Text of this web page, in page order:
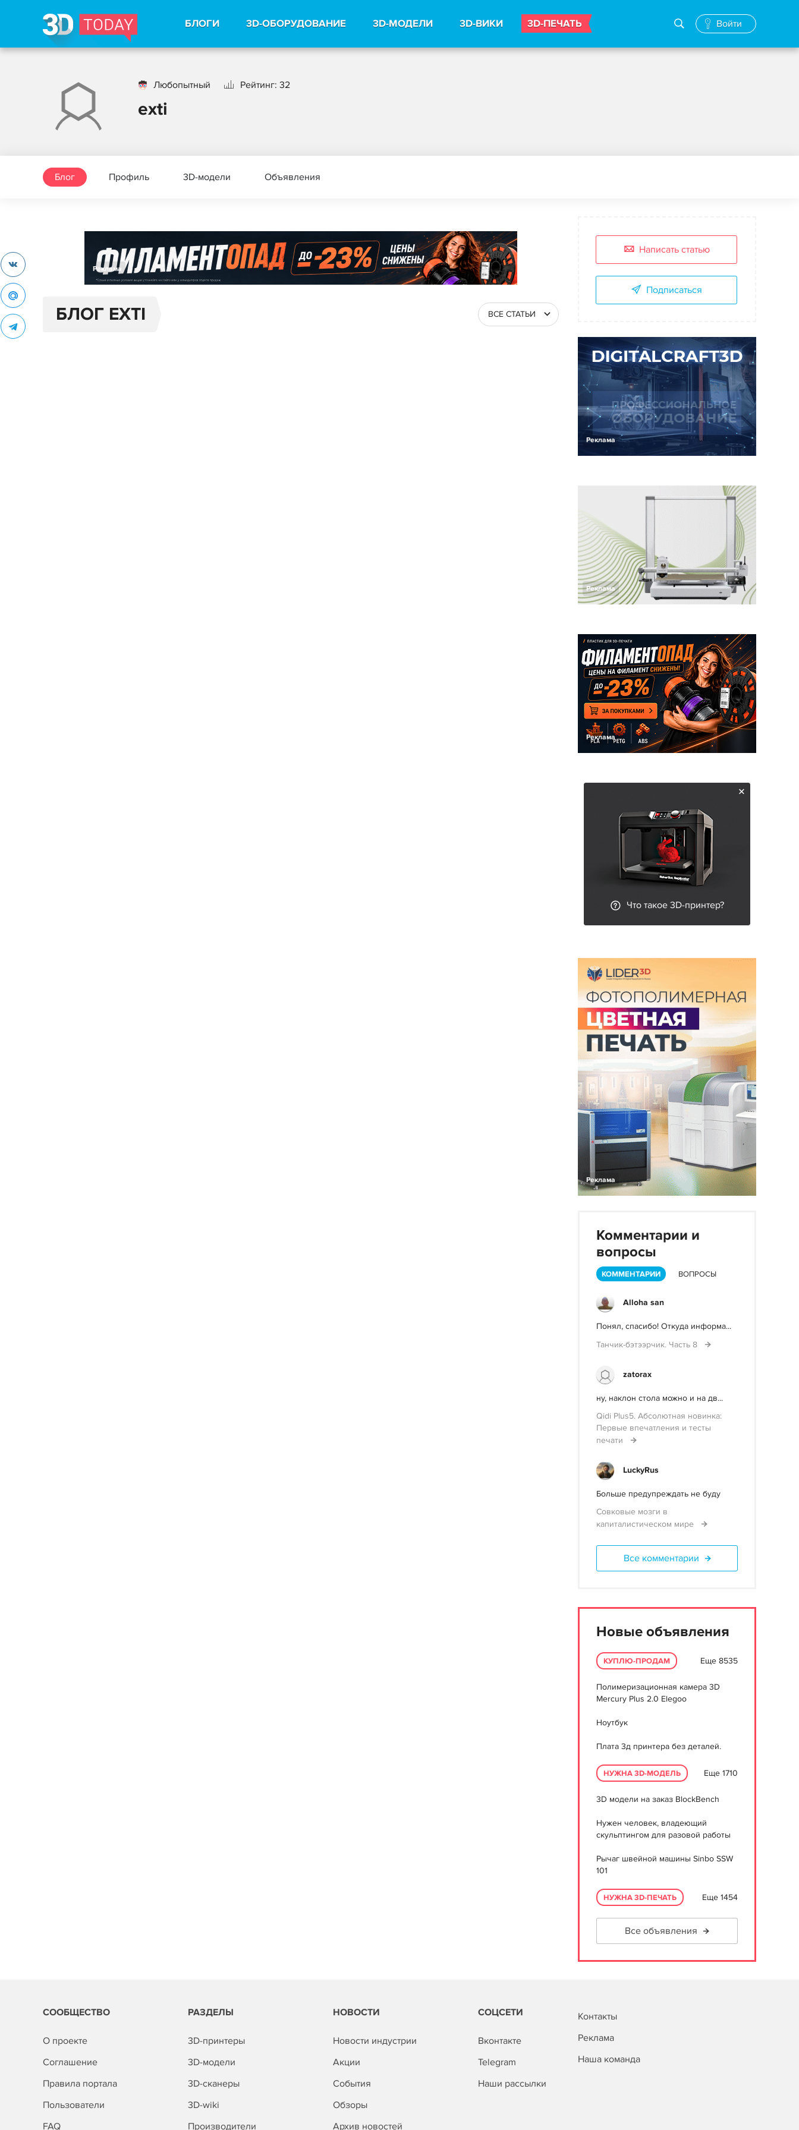
БЛОГИ 3D-ОБОРУДОВАНИЕ 3D-МОДЕЛИ 3D-ВИКИ 3D-ПЕЧАТЬ Войти
Любопытный Рейтинг: 32
exti
Блог Профиль 3D-модели Объявления
Реклама
БЛОГ EXTI ВСЕ СТАТЬИ
Написать статью
Подписаться
Реклама
Реклама
Реклама
Что такое 3D-принтер?
Реклама
Комментарии и
вопросы
КОММЕНТАРИИ ВОПРОСЫ
Alloha san
Понял, спасибо! Откуда информа...
Танчик-бэтээрчик. Часть 8
zatorax
ну, наклон стола можно и на дв...
Qidi Plus5. Абсолютная новинка:
Первые впечатления и тесты
печати
LuckyRus
Больше предупреждать не буду
Совковые мозги в
капиталистическом мире
Все комментарии
Новые объявления
КУПЛЮ-ПРОДАМ Еще 8535
Полимеризационная камера 3D
Mercury Plus 2.0 Elegoo
Ноутбук
Плата 3д принтера без деталей.
НУЖНА 3D-МОДЕЛЬ Еще 1710
3D модели на заказ BlockBench
Нужен человек, владеющий
скульптингом для разовой работы
Рычаг швейной машины Sinbo SSW
101
НУЖНА 3D-ПЕЧАТЬ Еще 1454
Все объявления
СООБЩЕСТВО
О проекте
Соглашение
Правила портала
Пользователи
FAQ
РАЗДЕЛЫ
3D-принтеры
3D-модели
3D-сканеры
3D-wiki
Производители
НОВОСТИ
Новости индустрии
Акции
События
Обзоры
Архив новостей
СОЦСЕТИ
Вконтакте
Telegram
Наши рассылки
Контакты
Реклама
Наша команда